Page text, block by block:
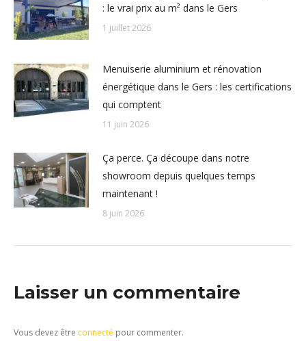
: le vrai prix au m² dans le Gers
1 juillet 2026
Menuiserie aluminium et rénovation
énergétique dans le Gers : les certifications
qui comptent
11 juin 2026
Ça perce. Ça découpe dans notre
showroom depuis quelques temps
maintenant !
8 juin 2026
Laisser un commentaire
Vous devez être connecté pour commenter.